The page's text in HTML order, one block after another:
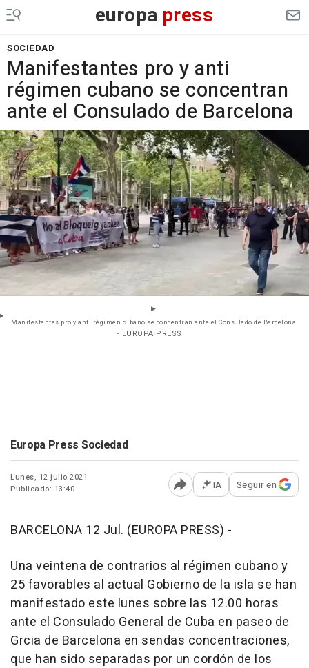
europa press
SOCIEDAD
Manifestantes pro y anti
régimen cubano se concentran
ante el Consulado de Barcelona
Manifestantes pro y anti régimen cubano se concentran ante el Consulado de Barcelona.
- EUROPA PRESS
Europa Press Sociedad
Lunes, 12 julio 2021
Publicado: 13:40
Abrir opciones para
IA Seguir en
BARCELONA 12 Jul. (EUROPA PRESS) -
Una veintena de contrarios al régimen cubano y
25 favorables al actual Gobierno de la isla se han
manifestado este lunes sobre las 12.00 horas
ante el Consulado General de Cuba en paseo de
Grcia de Barcelona en sendas concentraciones,
que han sido separadas por un cordón de los